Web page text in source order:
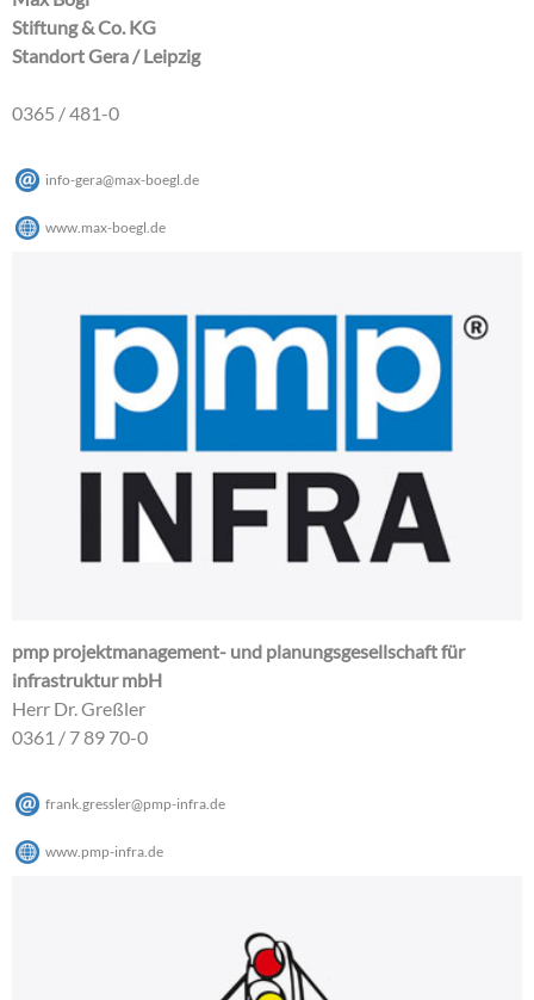
Stiftung & Co. KG
Standort Gera / Leipzig
0365 / 481-0
info-gera@max-boegl de
www.max-boegl.de
pmp projektmanagement- und planungsgesellschaft für
infrastruktur mbH
Herr Dr. Greßler
0361 / 7 89 70-0
frank.gressler@pmp-infra.de
www.pmp-infra.de